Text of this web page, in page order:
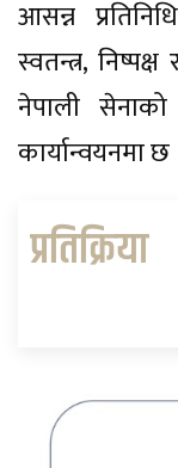
आसन्न
स्वतन्त्र,
नेपाली
कार्यान्वयनमा छ
प्रतिक्रिया